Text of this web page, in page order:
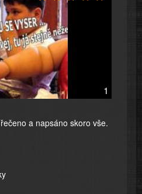
1
a napsáno skoro vše.